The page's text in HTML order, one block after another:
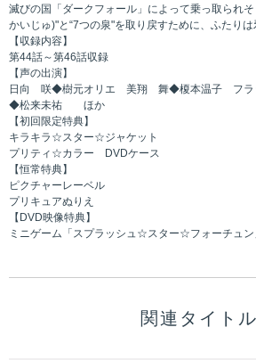
滅びの国「ダークフォール」によって乗っ取られ
かいじゅ)"と“7つの泉"を取り戻すために、ふたり
【収録内容】
第44話～第46話収録
【声の出演】
日向 咲◆樹元オリエ 美翔 舞◆榎本温子 フラ
◆松来未祐 ほか
【初回限定特典】
キラキラ☆スター☆ジャケット
プリティ☆カラー DVDケース
【恒常特典】
ピクチャーレーベル
プリキュアぬりえ
【DVD映像特典】
ミニゲーム「スプラッシュ☆スター☆フォーチュン
関連タイトル